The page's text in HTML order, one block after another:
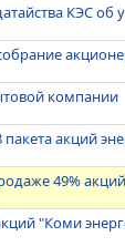
КЭС
компании
акций
49%
"Коми